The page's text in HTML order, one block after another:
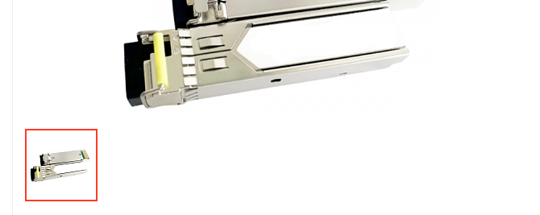
Кабели и провода
Монтажные и
расходные